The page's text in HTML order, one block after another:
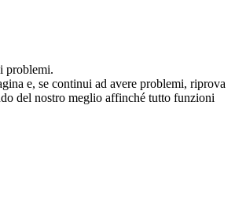
problemi.
e, se continui ad avere problemi, riprova
del nostro meglio affinché tutto funzioni